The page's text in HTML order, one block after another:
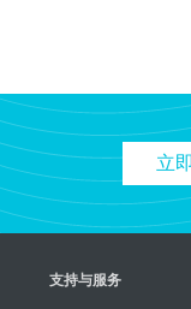
立
支持与服务